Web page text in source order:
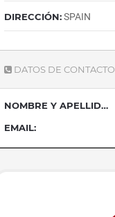
DIRECCIÓN:SPAIN
DATOS DE CONTACTO
NOMBRE Y APELLIDOS:
EMAIL: